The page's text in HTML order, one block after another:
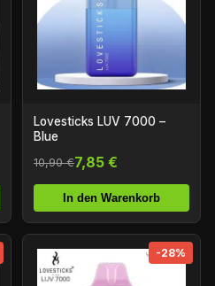
Lovesticks LUV 7000 –
Blue
10,90 €7,85 €
In den Warenkorb
-28%